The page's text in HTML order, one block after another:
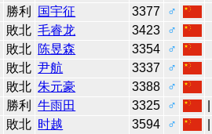
勝利 国宇征 3377
♂
敗北 毛睿龙 3423
♂
敗北 陈昱森 3354
♂
敗北 尹航 3337
♂
敗北 朱元豪 3388
♂
勝利 牛雨田 3325 ♂
敗北 时越 3594 ♂